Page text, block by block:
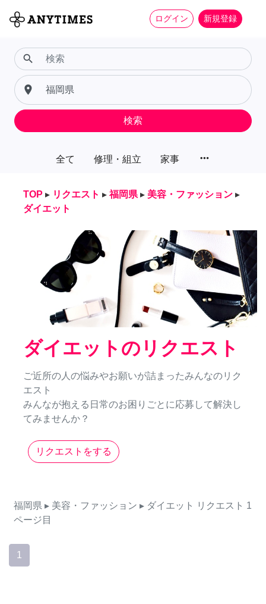
ログイン 新規登録
全て 修理・組立 家事 more_horiz
search
place
検索
TOP ▸ リクエスト ▸ 福岡県 ▸ 美容・ファッション ▸
ダイエット
ダイエットのリクエスト
ご近所の人の悩みやお願いが詰まったみんなのリク
エスト
みんなが抱える日常のお困りごとに応募して解決し
てみませんか？
リクエストをする
福岡県 ▸ 美容・ファッション ▸ ダイエット リクエスト 1
ページ目
1